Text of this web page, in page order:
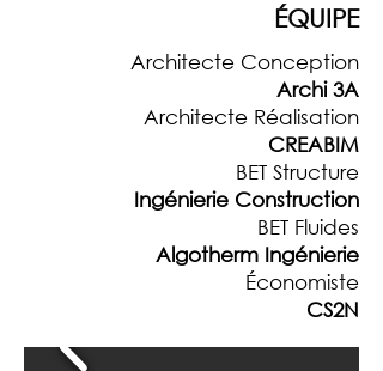
ÉQUIPE
Architecte Conception
Archi 3A
Architecte Réalisation
CREABIM
BET Structure
Ingénierie Construction
BET Fluides
Algotherm Ingénierie
Économiste
CS2N